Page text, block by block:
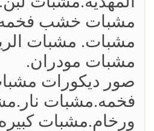
مشبات خشب
مشبات. مشبات
مشبات مودران.
صور ديكورات
فخمه.مشبات
ورخام.مشبات